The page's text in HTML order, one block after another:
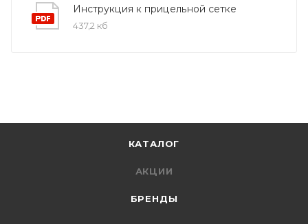
Инструкция к прицельной сетке
437,2 кб
КАТАЛОГ
АКЦИИ
БРЕНДЫ